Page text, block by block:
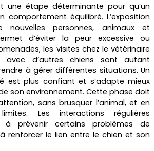
une étape déterminante pour qu’un
comportement équilibré. L’exposition
nouvelles personnes, animaux et
d’éviter la peur excessive ou
les visites chez le vétérinaire
avec d’autres chiens sont autant
à gérer différentes situations. Un
est plus confiant et s’adapte mieux
son environnement. Cette phase doit
sans brusquer l’animal, et en
Les interactions régulières
à prévenir certains problèmes de
renforcer le lien entre le chien et son